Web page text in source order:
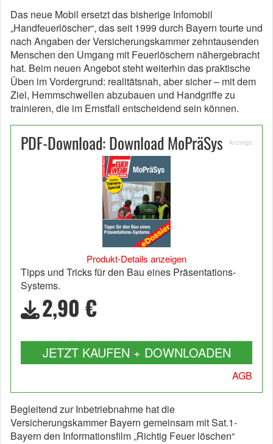
Das neue Mobil ersetzt das bisherige Infomobil
„Handfeuerlöscher“, das seit 1999 durch Bayern tourte und
nach Angaben der Versicherungskammer zehntausenden
Menschen den Umgang mit Feuerlöschern nähergebracht
hat. Beim neuen Angebot steht weiterhin das praktische
Üben im Vordergrund: realitätsnah, aber sicher – mit dem
Ziel, Hemmschwellen abzubauen und Handgriffe zu
trainieren, die im Ernstfall entscheidend sein können.
PDF-Download: Download MoPräSys Anzeige
Produkt-Details anzeigen
Tipps und Tricks für den Bau eines Präsentations-
Systems.
2,90 €
JETZT KAUFEN + DOWNLOADEN
AGB
Begleitend zur Inbetriebnahme hat die
Versicherungskammer Bayern gemeinsam mit Sat.1-
Bayern den Informationsfilm „Richtig Feuer löschen“